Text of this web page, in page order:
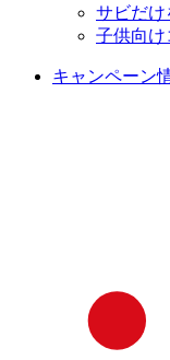
サビだけ
子供向け
キャンペーン